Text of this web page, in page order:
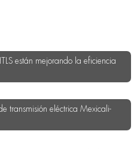
están mejorando la eficiencia
transmisión eléctrica Mexicali-